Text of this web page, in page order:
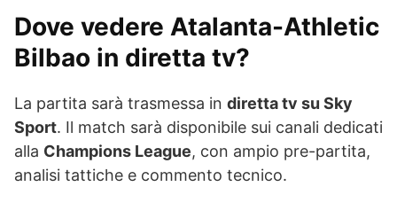
Dove vedere Atalanta-Athletic
Bilbao in diretta tv?
La partita sarà trasmessa in diretta tv su Sky
Sport. Il match sarà disponibile sui canali dedicati
alla Champions League, con ampio pre-partita,
analisi tattiche e commento tecnico.